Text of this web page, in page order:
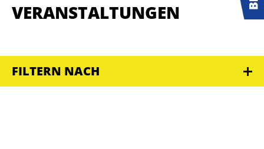
VERANSTALTUNGEN
FILTERN NACH